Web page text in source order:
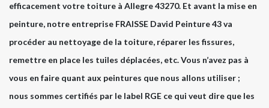
efficacement votre toiture à Allegre 43270. Et avant la mise en
peinture, notre entreprise FRAISSE David Peinture 43 va
procéder au nettoyage de la toiture, réparer les fissures,
remettre en place les tuiles déplacées, etc. Vous n’avez pas à
vous en faire quant aux peintures que nous allons utiliser ;
nous sommes certifiés par le label RGE ce qui veut dire que les